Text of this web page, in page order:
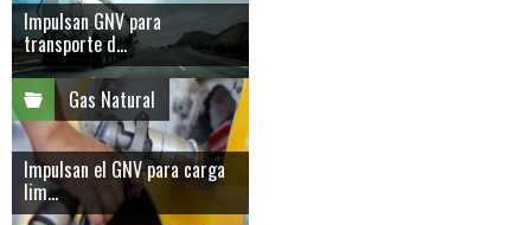
Impulsan GNV para
transporte d...
Gas Natural
Impulsan el GNV para carga
lim...